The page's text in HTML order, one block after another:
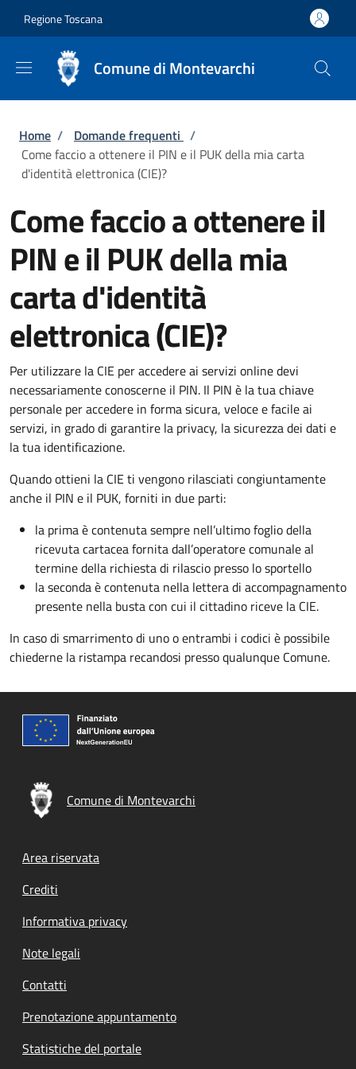
Regione Toscana
Comune di Montevarchi
Briciole di pane
Home / Domande frequenti /
Come faccio a ottenere il PIN e il PUK della mia carta
d'identità elettronica (CIE)?
Come faccio a ottenere il
PIN e il PUK della mia
carta d'identità
elettronica (CIE)?
Per utilizzare la CIE per accedere ai servizi online devi
necessariamente conoscerne il PIN. Il PIN è la tua chiave
personale per accedere in forma sicura, veloce e facile ai
servizi, in grado di garantire la privacy, la sicurezza dei dati e
la tua identificazione.
Quando ottieni la CIE ti vengono rilasciati congiuntamente
anche il PIN e il PUK, forniti in due parti:
la prima è contenuta sempre nell’ultimo foglio della
ricevuta cartacea fornita dall’operatore comunale al
termine della richiesta di rilascio presso lo sportello
la seconda è contenuta nella lettera di accompagnamento
presente nella busta con cui il cittadino riceve la CIE.
In caso di smarrimento di uno o entrambi i codici è possibile
chiederne la ristampa recandosi presso qualunque Comune.
Comune di Montevarchi
Footer menu
Area riservata
Crediti
Informativa privacy
Note legali
Contatti
Prenotazione appuntamento
Statistiche del portale